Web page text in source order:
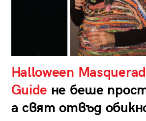
Halloween
Guide не беше
а свят отвъд